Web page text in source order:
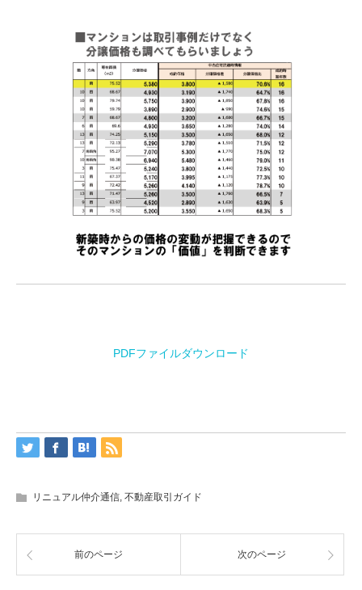
PDFファイルダウンロード
リニュアル仲介通信, 不動産取引ガイド
前のページ 次のページ